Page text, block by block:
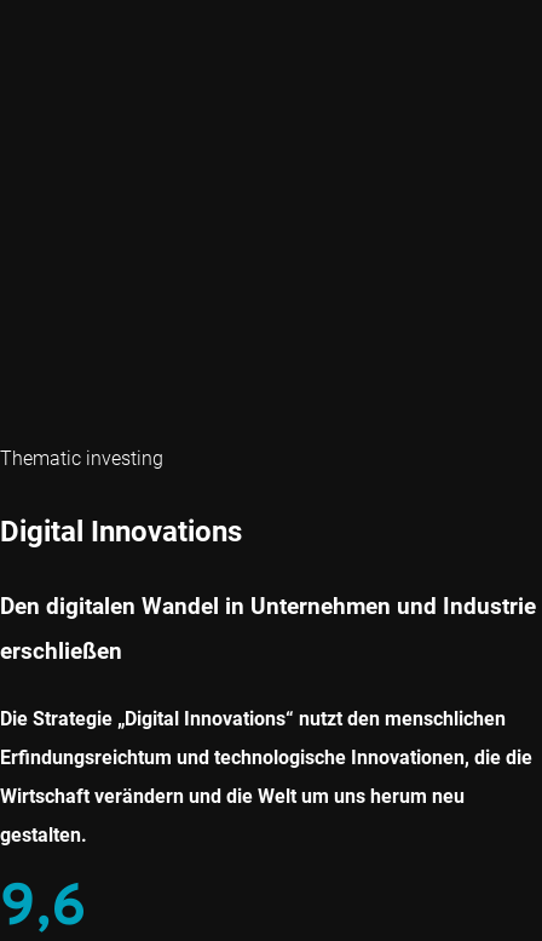
Thematic investing
Digital Innovations
Den digitalen Wandel in Unternehmen und Industrie
erschließen
Die Strategie „Digital Innovations“ nutzt den menschlichen
Erfindungsreichtum und technologische Innovationen, die die
Wirtschaft verändern und die Welt um uns herum neu
gestalten.
9,6